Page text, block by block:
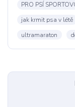
PRO PSÍ
jak krmit psa v létě
ultramaraton